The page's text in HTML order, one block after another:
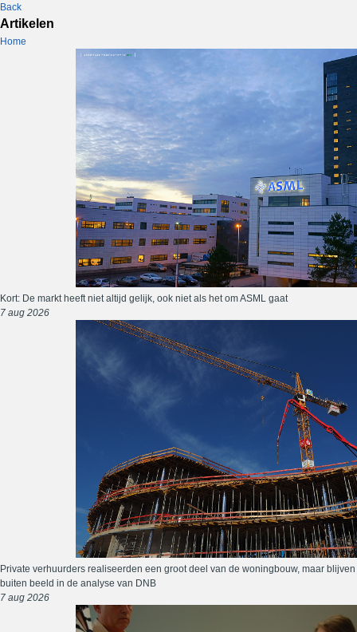
Back
Artikelen
Home
Kort: De markt heeft niet altijd gelijk, ook niet als het om ASML gaat
7 aug 2026
Private verhuurders realiseerden een groot deel van de woningbouw, maar blijven
buiten beeld in de analyse van DNB
7 aug 2026